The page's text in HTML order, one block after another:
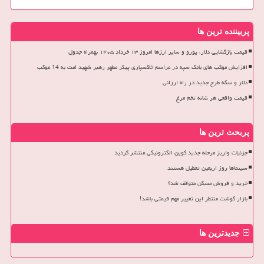
پربیننده ترین ها
قیمت بازگشایی دلار، یورو و سایر ارزها امروز ۱۳ خرداد ۱۴۰۵ بهمراه جدول
افزایش موکب های بانک سپه در مراسم خاکسپاری پیکر مطهر رهبر شهید امت به 14 موکب
دلار و سکه طرح جدید در راه ارزانی
قیمت واقعی هر شانه تخم مرغ
پربحث ترین ها
جزئیات واریز مرحله جدید کوپن الکترونیکی منتشر گردید
سینماها روز اربعین تعطیل هستند
خرید و فروش مسکن متوقف شد؟
بازار گوشت منتظر این تغییر مهم قیمتی باشد!
جدیدترین ها